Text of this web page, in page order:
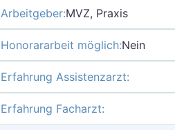
Arbeitgeber:MVZ, Praxis
Honorararbeit möglich:Nein
Erfahrung Assistenzarzt:
Erfahrung Facharzt: